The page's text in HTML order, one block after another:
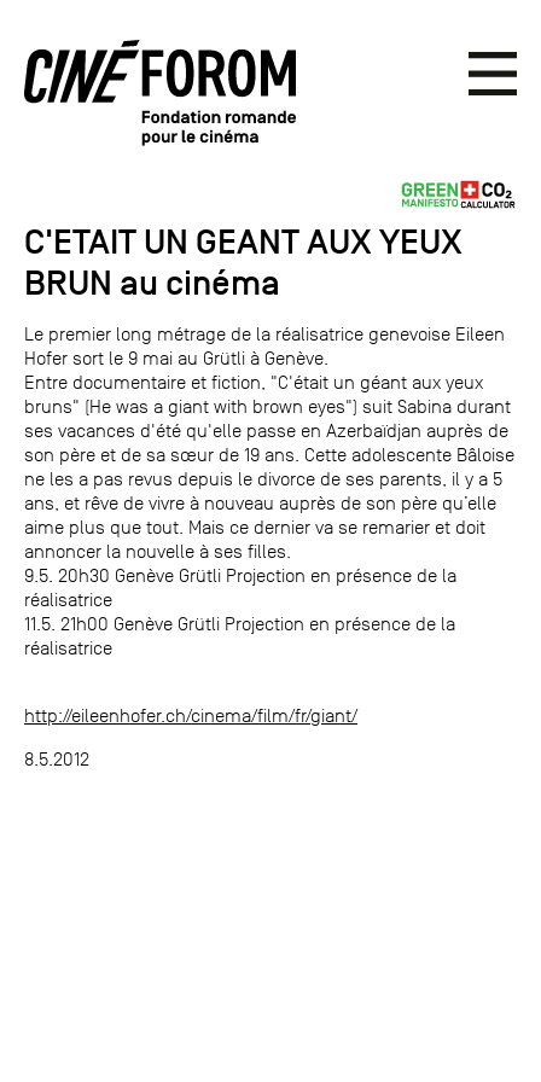
C'ETAIT UN GEANT AUX YEUX
BRUN au cinéma
Le premier long métrage de la réalisatrice genevoise Eileen
Hofer sort le 9 mai au Grütli à Genève.
Entre documentaire et fiction, "C'était un géant aux yeux
bruns" (He was a giant with brown eyes") suit Sabina durant
ses vacances d'été qu'elle passe en Azerbaïdjan auprès de
son père et de sa sœur de 19 ans. Cette adolescente Bâloise
ne les a pas revus depuis le divorce de ses parents, il y a 5
ans, et rêve de vivre à nouveau auprès de son père qu’elle
aime plus que tout. Mais ce dernier va se remarier et doit
annoncer la nouvelle à ses filles.
9.5. 20h30 Genève Grütli Projection en présence de la
réalisatrice
11.5. 21h00 Genève Grütli Projection en présence de la
réalisatrice
http://eileenhofer.ch/cinema/film/fr/giant/
8.5.2012